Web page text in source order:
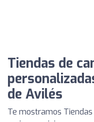
Tiendas de
de Avilés
Te mostramos